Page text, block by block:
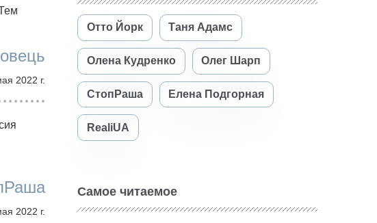
2022 г.
2022 г.
Отто Йорк Таня Адамс
Олена Кудренко Олег Шарп
СтопРаша Елена Подгорная
RealiUA
Самое читаемое